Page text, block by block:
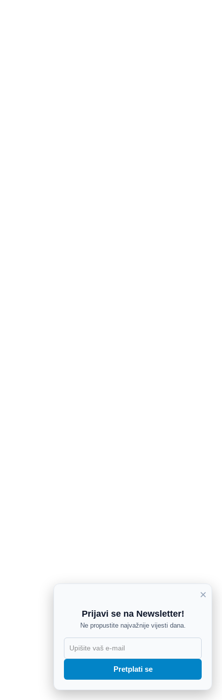
×
Prijavi se na Newsletter!
Ne propustite najvažnije vijesti dana.
Pretplati se